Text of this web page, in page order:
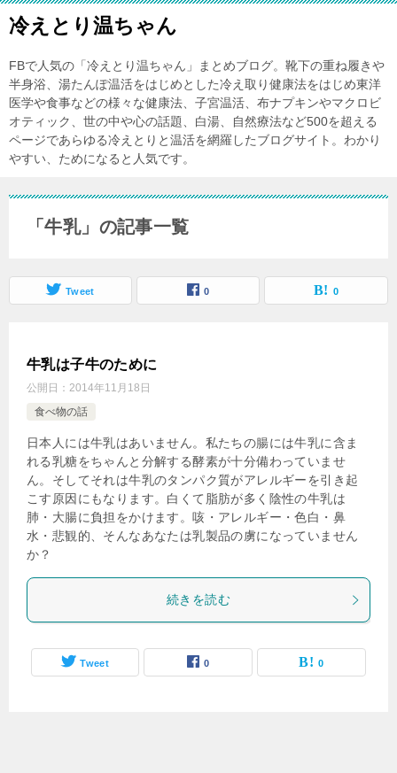
冷えとり温ちゃん
FBで人気の「冷えとり温ちゃん」まとめブログ。靴下の重ね履きや
半身浴、湯たんぽ温活をはじめとした冷え取り健康法をはじめ東洋
医学や食事などの様々な健康法、子宮温活、布ナプキンやマクロビ
オティック、世の中や心の話題、白湯、自然療法など500を超える
ページであらゆる冷えとりと温活を網羅したブログサイト。わかり
やすい、ためになると人気です。
「牛乳」の記事一覧
Tweet 0 0
牛乳は子牛のために
公開日： 2014年11月18日
食べ物の話
日本人には牛乳はあいません。私たちの腸には牛乳に含ま
れる乳糖をちゃんと分解する酵素が十分備わっていませ
ん。そしてそれは牛乳のタンパク質がアレルギーを引き起
こす原因にもなります。白くて脂肪が多く陰性の牛乳は
肺・大腸に負担をかけます。咳・アレルギー・色白・鼻
水・悲観的、そんなあなたは乳製品の虜になっていません
か？
続きを読む
Tweet 0 0